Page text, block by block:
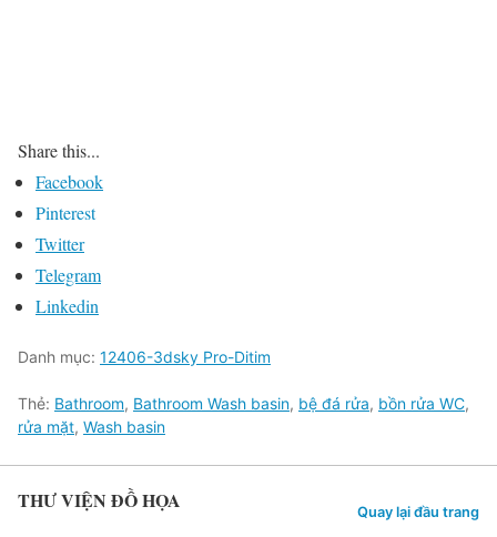
Share this...
Facebook
Pinterest
Twitter
Telegram
Linkedin
Danh mục: 12406-3dsky Pro-Ditim
Thẻ: Bathroom, Bathroom Wash basin, bệ đá rửa, bồn rửa WC,
rửa mặt, Wash basin
THƯ VIỆN ĐỒ HỌA Quay lại đầu trang